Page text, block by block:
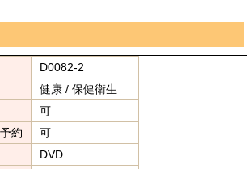
D0082-2
健康 / 保健衛生
可
約
可
DVD